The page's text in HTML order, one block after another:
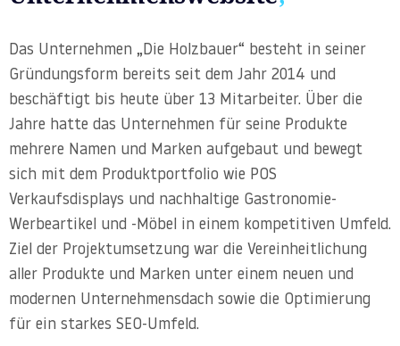
Das Unternehmen „Die Holzbauer“ besteht in seiner
Gründungsform bereits seit dem Jahr 2014 und
beschäftigt bis heute über 13 Mitarbeiter. Über die
Jahre hatte das Unternehmen für seine Produkte
mehrere Namen und Marken aufgebaut und bewegt
sich mit dem Produktportfolio wie POS
Verkaufsdisplays und nachhaltige Gastronomie-
Werbeartikel und -Möbel in einem kompetitiven Umfeld.
Ziel der Projektumsetzung war die Vereinheitlichung
aller Produkte und Marken unter einem neuen und
modernen Unternehmensdach sowie die Optimierung
für ein starkes SEO-Umfeld.